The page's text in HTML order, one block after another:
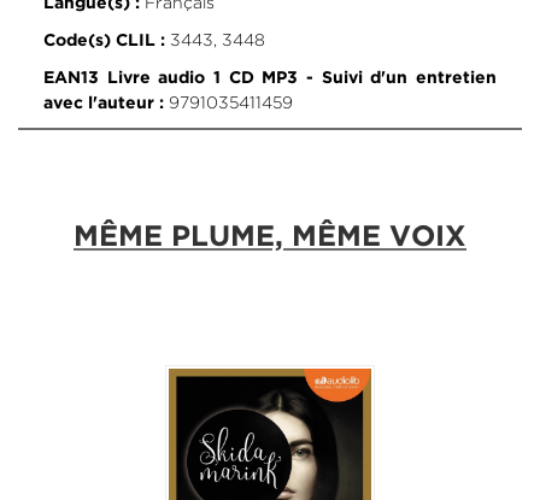
Langue(s) :
Code(s) CLIL :3443, 3448
EAN13 Livre audio 1 CD MP3 - Suivi d'un entretien
avec l'auteur :9791035411459
MÊME PLUME, MÊME VOIX